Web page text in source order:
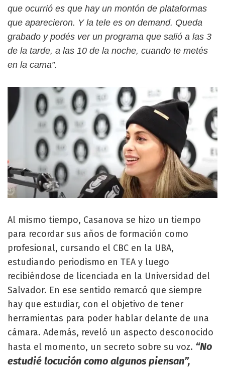
que ocurrió es que hay un montón de plataformas
que aparecieron. Y la tele es on demand. Queda
grabado y podés ver un programa que salió a las 3
de la tarde, a las 10 de la noche, cuando te metés
en la cama”.
Al mismo tiempo, Casanova se hizo un tiempo
para recordar sus años de formación como
profesional, cursando el CBC en la UBA,
estudiando periodismo en TEA y luego
recibiéndose de licenciada en la Universidad del
Salvador. En ese sentido remarcó que siempre
hay que estudiar, con el objetivo de tener
herramientas para poder hablar delante de una
cámara. Además, reveló un aspecto desconocido
hasta el momento, un secreto sobre su voz. “No
estudié locución como algunos piensan”,